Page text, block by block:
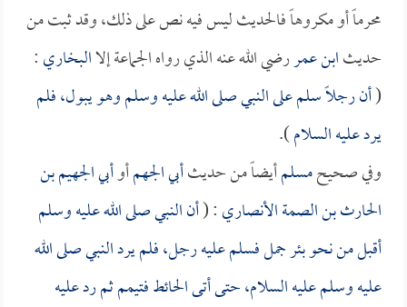
محرماً أو مكروهاً فالحديث ليس فيه نص على ذلك، وقد ثبت من
حديثابن عمررضي الله عنه الذي رواه الجماعة إلاالبخاري:
(أن رجلاً سلم على النبي صلى الله عليه وسلم وهو يبول، فلم
يرد عليه السلام).
وفي صحيحمسلمأيضاً من حديثأبي الجهمأوأبي الجهيم بن
الحارث بن الصمة الأنصاري: (أن النبي صلى الله عليه وسلم
أقبل من نحو بئر جمل فسلم عليه رجل، فلم يرد النبي صلى الله
عليه وسلم عليه السلام، حتى أتى الحائط فتيمم ثم رد عليه